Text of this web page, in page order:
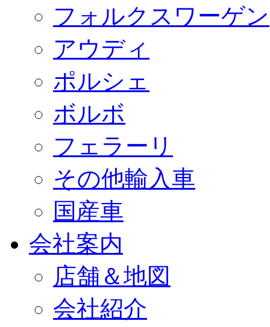
フォルクスワーゲン
アウディ
ポルシェ
ボルボ
フェラーリ
その他輸入車
国産車
会社案内
店舗＆地図
会社紹介